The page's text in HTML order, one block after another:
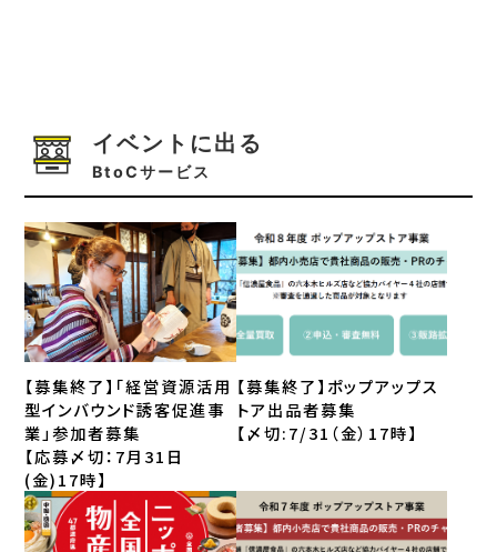
イベントに出る
BtoCサービス
【募集終了】「経営資源活用
型インバウンド誘客促進事
業」参加者募集
【応募〆切：7月31日
(金)17時】
【募集終了】ポップアップス
トア出品者募集
【〆切:7/31（金）17時】